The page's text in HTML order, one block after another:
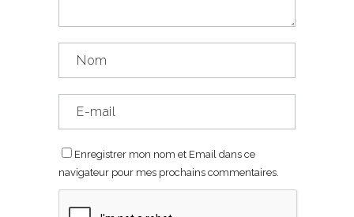
Enregistrer mon nom et Email dans ce
navigateur pour mes prochains commentaires.